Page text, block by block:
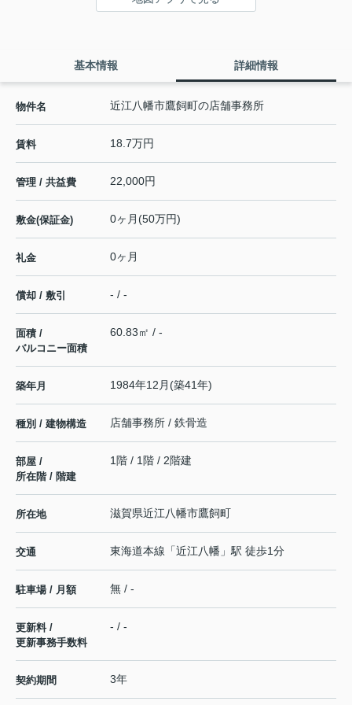
基本情報 詳細情報
物件名 近江八幡市鷹飼町の店舗事務所
賃料 18.7万円
管理 / 共益費 22,000円
敷金(保証金) 0ヶ月(50万円)
礼金 0ヶ月
償却 / 敷引 - / -
面積 /
バルコニー面積
60.83㎡ / -
築年月 1984年12月(築41年)
種別 / 建物構造 店舗事務所 / 鉄骨造
部屋 /
所在階 / 階建
1階 / 1階 / 2階建
所在地 滋賀県近江八幡市鷹飼町
交通 東海道本線 「近江八幡 」駅 徒歩1分
駐車場 / 月額 無 / -
更新料 /
更新事務手数料
- / -
契約期間 3年